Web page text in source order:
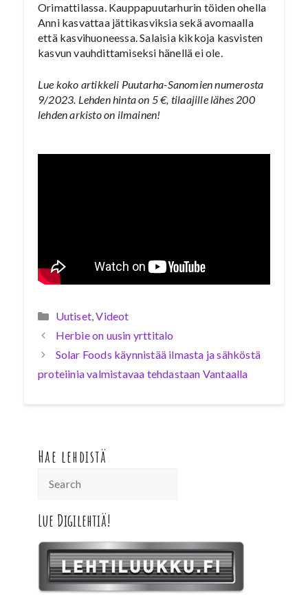
Orimattilassa. Kauppapuutarhurin töiden ohella
Anni kasvattaa jättikasviksia sekä avomaalla
että kasvihuoneessa. Salaisia kikkoja kasvisten
kasvun vauhdittamiseksi hänellä ei ole.
Lue koko artikkeli Puutarha-Sanomien numerosta
9/2023. Lehden hinta on 5 €, tilaajille lähes 200
lehden arkisto on ilmainen!
Kategoriat
Uutiset,Videot
Herbie on uusin yrttitalo
Solar Foods käynnistää ilmasta ja sähköstä
proteiinia valmistavaa tehdastaan Vantaalla
Hae lehdistä
Lue Digilehtiä!